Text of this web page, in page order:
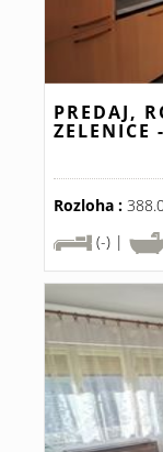
PREDAJ,
ZELENICE
Rozloha :
(-) |